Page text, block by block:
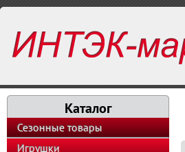
Каталог
Сезонные товары
Игрушки